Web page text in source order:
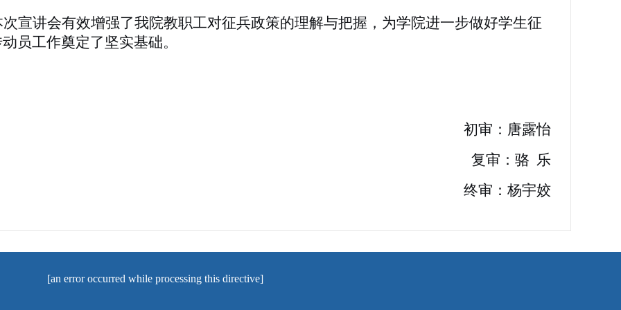
次宣讲会有效增强了我院教职工对征兵政策的理解与把握，为学院进一步做好学生征
员工作奠定了坚实基础。
初审：唐露怡
复审：骆 乐
终审：杨宇姣
[an error occurred while processing this directive]